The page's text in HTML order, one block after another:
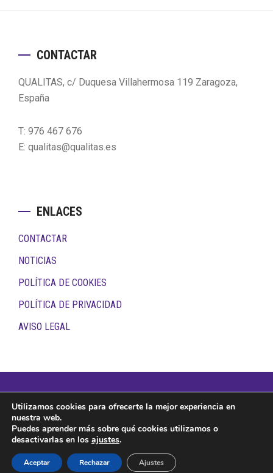
FooterCONTACTAR
QUALITAS, c/ Duquesa Villahermosa 119 Zaragoza,
España
T: 976 467 676
E: qualitas@qualitas.es
ENLACES
CONTACTAR
NOTICIAS
POLÍTICA DE COOKIES
POLÍTICA DE PRIVACIDAD
AVISO LEGAL
Copyright © 2026 · Todos los derechos reservados ·
Utilizamos cookies para ofrecerte la mejor experiencia en
nuestra web.
Puedes aprender más sobre qué cookies utilizamos o
desactivarlas en los ajustes.
Aceptar Rechazar Ajustes